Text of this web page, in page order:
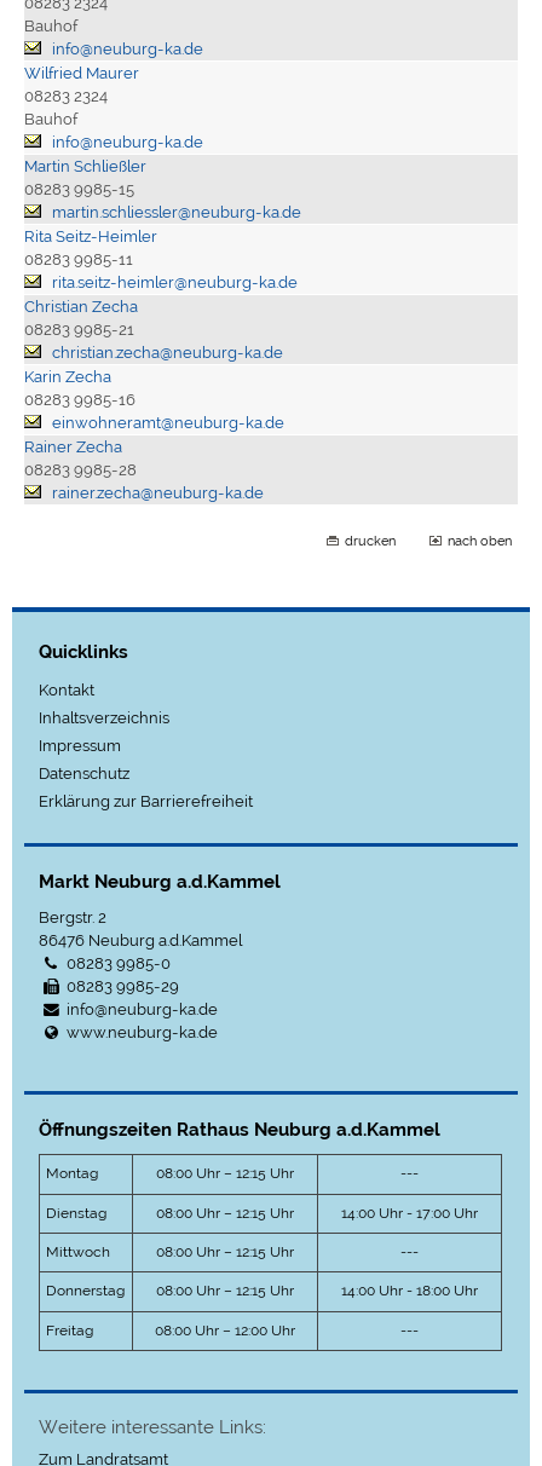
Bauhof
info@neuburg-ka.de
Wilfried Maurer
08283 2324
Bauhof
info@neuburg-ka.de
Martin Schließler
08283 9985-15
martin.schliessler@neuburg-ka.de
Rita Seitz-Heimler
08283 9985-11
rita.seitz-heimler@neuburg-ka.de
Christian Zecha
08283 9985-21
christian.zecha@neuburg-ka.de
Karin Zecha
08283 9985-16
einwohneramt@neuburg-ka.de
Rainer Zecha
08283 9985-28
rainer.zecha@neuburg-ka.de
drucken nach oben
Quicklinks
Kontakt
Inhaltsverzeichnis
Impressum
Datenschutz
Erklärung zur Barrierefreiheit
Markt Neuburg a.d.Kammel
Bergstr. 2
86476 Neuburg a.d.Kammel
08283 9985-0
08283 9985-29
info@neuburg-ka.de
www.neuburg-ka.de
Öffnungszeiten Rathaus Neuburg a.d.Kammel
Montag 08:00 Uhr – 12:15 Uhr ---
Dienstag 08:00 Uhr – 12:15 Uhr 14:00 Uhr - 17:00 Uhr
Mittwoch 08:00 Uhr – 12:15 Uhr ---
Donnerstag 08:00 Uhr – 12:15 Uhr 14:00 Uhr - 18:00 Uhr
Freitag 08:00 Uhr – 12:00 Uhr ---
Weitere interessante Links:
Zum Landratsamt